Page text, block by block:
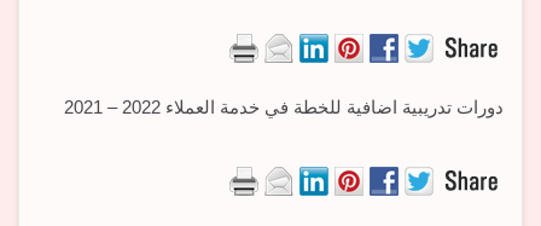
دورات تدريبية اضافية للخطة في خدمة العملاء 2022 – 2021